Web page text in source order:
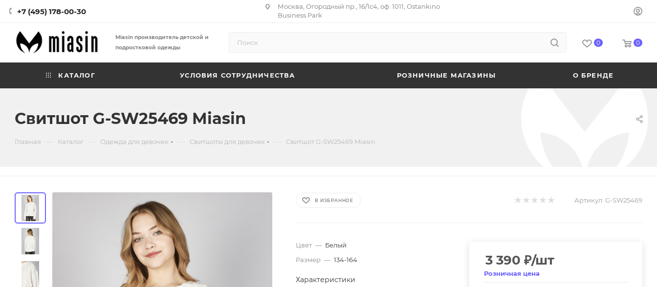
+7 (495) 178-00-30
Москва, Огородный пр., 16/1с4, оф. 1011, Ostankino
Business Park
Miasin производитель детской и
подростковой одежды
0 0
КАТАЛОГ УСЛОВИЯ СОТРУДНИЧЕСТВА РОЗНИЧНЫЕ МАГАЗИНЫ О БРЕНДЕ
Свитшот G-SW25469 Miasin
Главная Каталог Одежда для девочек Свитшоты для девочек Свитшот G-SW25469 Miasin
В ИЗБРАННОЕ Артикул: G-SW25469
Цвет — Белый
Размер — 134-164
Характеристики
3 390 ₽/шт
Розничная цена